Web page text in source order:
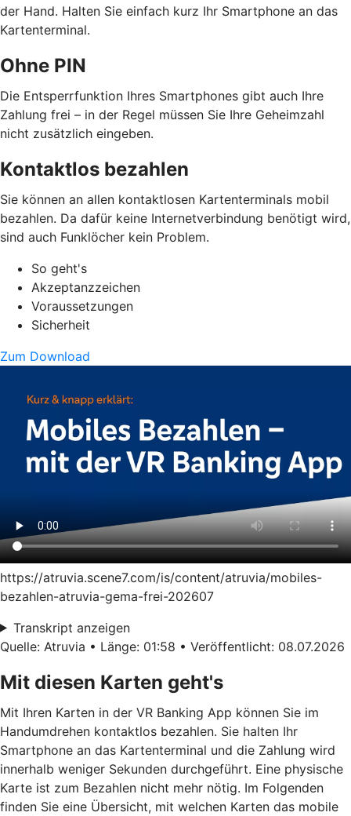
der Hand. Halten Sie einfach kurz Ihr Smartphone an das
Kartenterminal.
Ohne PIN
Die Entsperrfunktion Ihres Smartphones gibt auch Ihre
Zahlung frei – in der Regel müssen Sie Ihre Geheimzahl
nicht zusätzlich eingeben.
Kontaktlos bezahlen
Sie können an allen kontaktlosen Kartenterminals mobil
bezahlen. Da dafür keine Internetverbindung benötigt wird,
sind auch Funklöcher kein Problem.
So geht's
Akzeptanzzeichen
Voraussetzungen
Sicherheit
Zum Download
https://atruvia.scene7.com/is/content/atruvia/mobiles-
bezahlen-atruvia-gema-frei-202607
Transkript anzeigen
Quelle: Atruvia • Länge: 01:58 • Veröffentlicht: 08.07.2026
Mit diesen Karten geht's
Mit Ihren Karten in der VR Banking App können Sie im
Handumdrehen kontaktlos bezahlen. Sie halten Ihr
Smartphone an das Kartenterminal und die Zahlung wird
innerhalb weniger Sekunden durchgeführt. Eine physische
Karte ist zum Bezahlen nicht mehr nötig. Im Folgenden
finden Sie eine Übersicht, mit welchen Karten das mobile